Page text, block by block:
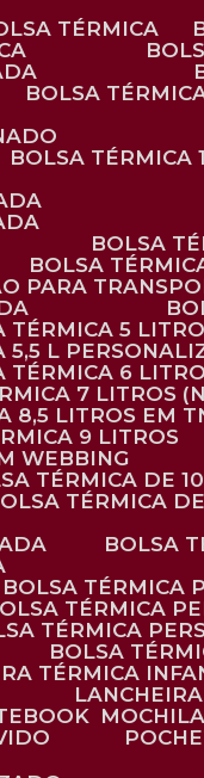
TÉRMICA
BOLSA
BOLSA
BOLSA
BOLSA
PARA
TÉRMICA 5
5,5 L
TÉRMICA 6
7 LITROS
8,5 LITROS EM
9 LITROS
WEBBING
TÉRMICA DE
BOLSA TÉRMICA
BOLSA
BOLSA TÉRMICA
BOLSA TÉRMICA
TÉRMICA
BOLSA
TÉRMICA